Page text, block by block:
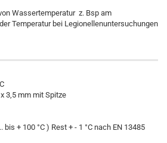
Wassertemperatur z. Bsp am
Temperatur bei Legionellenuntersuchungen
3,5 mm mit Spitze
bis + 100 °C ) Rest + - 1 °C nach EN 13485